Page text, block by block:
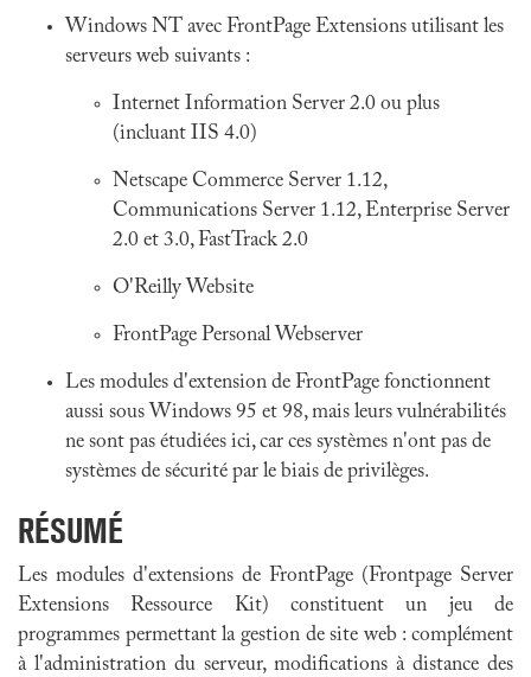
Windows NT avec FrontPage Extensions utilisant les
serveurs web suivants :
Internet Information Server 2.0 ou plus
(incluant IIS 4.0)
Netscape Commerce Server 1.12,
Communications Server 1.12, Enterprise Server
2.0 et 3.0, FastTrack 2.0
O'Reilly Website
FrontPage Personal Webserver
Les modules d'extension de FrontPage fonctionnent
aussi sous Windows 95 et 98, mais leurs vulnérabilités
ne sont pas étudiées ici, car ces systèmes n'ont pas de
systèmes de sécurité par le biais de privilèges.
RÉSUMÉ
Les modules d'extensions de FrontPage (Frontpage Server
Extensions Ressource Kit) constituent un jeu de
programmes permettant la gestion de site web : complément
à l'administration du serveur, modifications à distance des